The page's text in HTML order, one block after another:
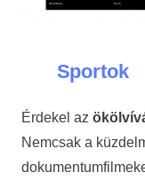
Sportok
Érdekel az
Nemcsak a